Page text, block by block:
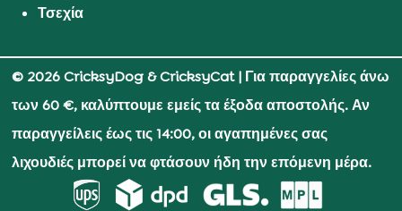
Τσεχία
© 2026 CricksyDog & CricksyCat| Για παραγγελίες άνω
των 60 €, καλύπτουμε εμείς τα έξοδα αποστολής. Αν
παραγγείλεις έως τις 14:00, οι αγαπημένες σας
λιχουδιές μπορεί να φτάσουν ήδη την επόμενη μέρα.